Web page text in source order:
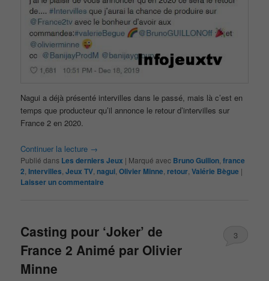
Nagui a déjà présenté intervilles dans le passé, mais là c’est en
temps que producteur qu’il annonce le retour d’intervilles sur
France 2 en 2020.
Continuer la lecture →
Publié dans Les derniers Jeux | Marqué avec Bruno Guillon ,france
2 Intervilles ,Jeux TV nagui ,Olivier Minne retour ,Valérie Bègue |
Laisser un commentaire
Casting pour ‘Joker’ de
France 2 Animé par Olivier
Minne
3